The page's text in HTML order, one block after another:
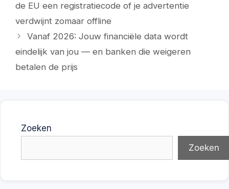
de EU een registratiecode of je advertentie
verdwijnt zomaar offline
Vanaf 2026: Jouw financiële data wordt
eindelijk van jou — en banken die weigeren
betalen de prijs
Zoeken
Zoeken